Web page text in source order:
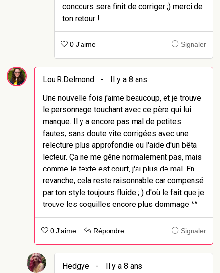
concours sera finit de corriger ;) merci de
ton retour !
0 J'aime Signaler
Lou.R.Delmond -
Il y a 8 ans
Une nouvelle fois j'aime beaucoup, et je trouve
le personnage touchant avec ce père qui lui
manque. Il y a encore pas mal de petites
fautes, sans doute vite corrigées avec une
relecture plus approfondie ou l'aide d'un bêta
lecteur. Ça ne me gêne normalement pas, mais
comme le texte est court, j'ai plus de mal. En
revanche, cela reste raisonnable car compensé
par ton style toujours fluide ; ) d'où le fait que je
trouve les coquilles encore plus dommage ^^
0 J'aime Répondre Signaler
Hedgye -
Il y a 8 ans